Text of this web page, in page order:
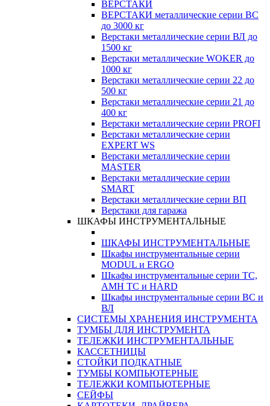
ВЕРСТАКИ
ВЕРСТАКИ металлические серии ВС
до 3000 кг
Верстаки металлические серии ВЛ до
1500 кг
Верстаки металлические WOKER до
1000 кг
Верстаки металлические серии 22 до
500 кг
Верстаки металлические серии 21 до
400 кг
Верстаки металлические серии PROFI
Верстаки металлические серии
EXPERT WS
Верстаки металлические серии
MASTER
Верстаки металлические серии
SMART
Верстаки металлические серии ВП
Верстаки для гаража
ШКАФЫ ИНСТРУМЕНТАЛЬНЫЕ
ШКАФЫ ИНСТРУМЕНТАЛЬНЫЕ
Шкафы инструментальные серии
MODUL и ERGO
Шкафы инструментальные серии ТС,
АМН ТС и HARD
Шкафы инструментальные серии ВС и
ВЛ
СИСТЕМЫ ХРАНЕНИЯ ИНСТРУМЕНТА
ТУМБЫ ДЛЯ ИНСТРУМЕНТА
ТЕЛЕЖКИ ИНСТРУМЕНТАЛЬНЫЕ
КАССЕТНИЦЫ
СТОЙКИ ПОДКАТНЫЕ
ТУМБЫ КОМПЬЮТЕРНЫЕ
ТЕЛЕЖКИ КОМПЬЮТЕРНЫЕ
СЕЙФЫ